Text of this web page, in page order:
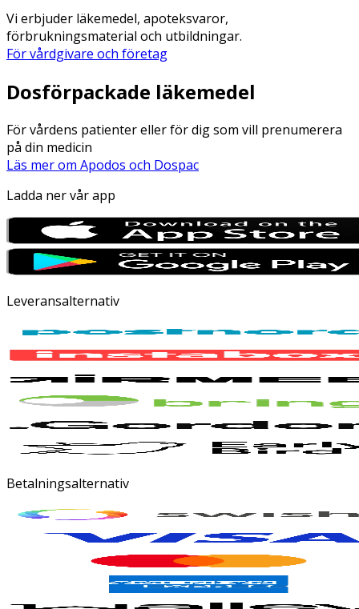
Vi erbjuder läkemedel, apoteksvaror,
förbrukningsmaterial och utbildningar.
För vårdgivare och företag
Dosförpackade läkemedel
För vårdens patienter eller för dig som vill prenumerera
på din medicin
Läs mer om Apodos och Dospac
Ladda ner vår app
Leveransalternativ
Betalningsalternativ